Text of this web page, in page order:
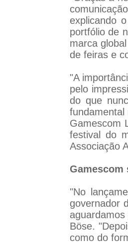
explicando
portfólio de
marca
de feiras e
"A
pelo
do que
fundamental
Gamescom
festival do
Associação
Gamescom
"No
governador
Böse.
como do